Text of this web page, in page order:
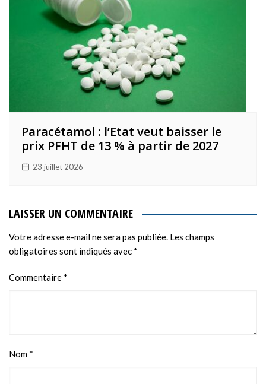
Paracétamol : l’Etat veut baisser le
prix PFHT de 13 % à partir de 2027
23 juillet 2026
LAISSER UN COMMENTAIRE
Votre adresse e-mail ne sera pas publiée. Les champs
obligatoires sont indiqués avec *
Commentaire *
Nom *